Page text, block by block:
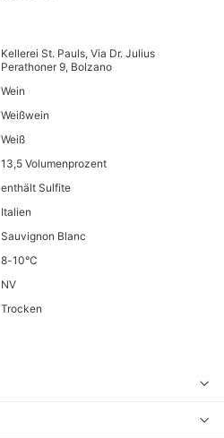
Kellerei St. Pauls, Via Dr. Julius
Perathoner 9, Bolzano
Wein
Weißwein
Weiß
13,5 Volumenprozent
enthält Sulfite
Italien
Sauvignon Blanc
8-10°C
NV
Trocken